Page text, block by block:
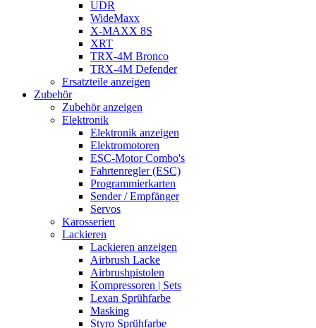
UDR
WideMaxx
X-MAXX 8S
XRT
TRX-4M Bronco
TRX-4M Defender
Ersatzteile anzeigen
Zubehör
Zubehör anzeigen
Elektronik
Elektronik anzeigen
Elektromotoren
ESC-Motor Combo's
Fahrtenregler (ESC)
Programmierkarten
Sender / Empfänger
Servos
Karosserien
Lackieren
Lackieren anzeigen
Airbrush Lacke
Airbrushpistolen
Kompressoren | Sets
Lexan Sprühfarbe
Masking
Styro Sprühfarbe